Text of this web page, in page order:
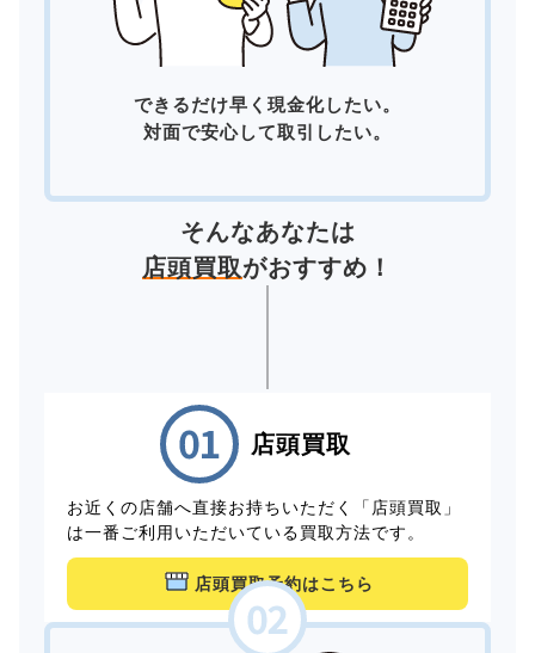
できるだけ早く現金化したい。
対面で安心して取引したい。
そんなあなたは
店頭買取がおすすめ！
店頭買取
お近くの店舗へ直接お持ちいただく「店頭買取」
は一番ご利用いただいている買取方法です。
店頭買取予約はこちら